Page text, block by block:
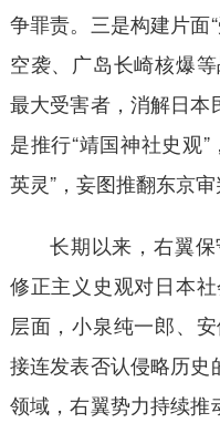
争罪责。三是构建片面
空袭、广岛长崎核爆
最大受害者，消解日本
是推行“靖国神社史观
英灵”，妄图推翻东京审
长期以来，右翼
修正主义史观对日本
层面，小泉纯一郎、
接连发表否认侵略历史
领域，右翼势力持续推